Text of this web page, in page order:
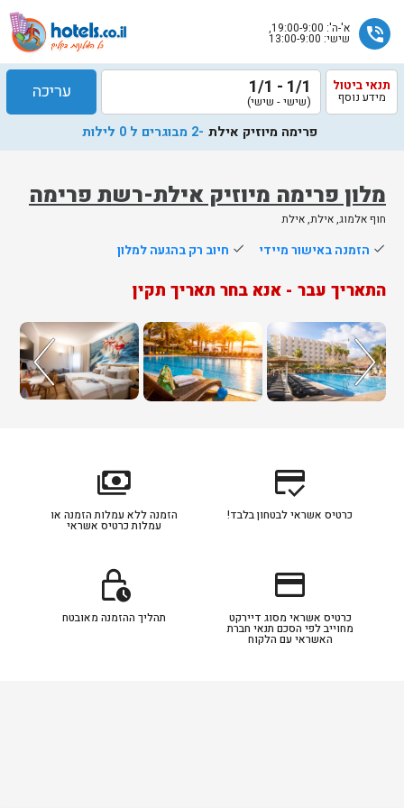
phone_in_talk א'-ה': 19:00-9:00,
שישי: 13:00-9:00
מלון פרימה מיוזיק אילת-רשת פרימה
חוף אלמוג, אילת, אילת
תנאי ביטול
מידע נוסף 1/1 - 1/1
(שישי - שישי) עריכה
פרימה מיוזיק אילת -2 מבוגרים ל 0 לילות
done הזמנה באישור מיידי done חיוב רק בהגעה למלון
התאריך עבר - אנא בחר תאריך תקין
שלח
הוטלס
אליך
בשעות
הפעילות
credit_score
כרטיס אשראי לבטחון בלבד!
payments
הזמנה ללא עמלות הזמנה או
עמלות כרטיס אשראי
credit_card
כרטיס אשראי מסוג דיירקט
מחוייב לפי הסכם תנאי חברת
האשראי עם הלקוח
lock_clock
תהליך ההזמנה מאובטח